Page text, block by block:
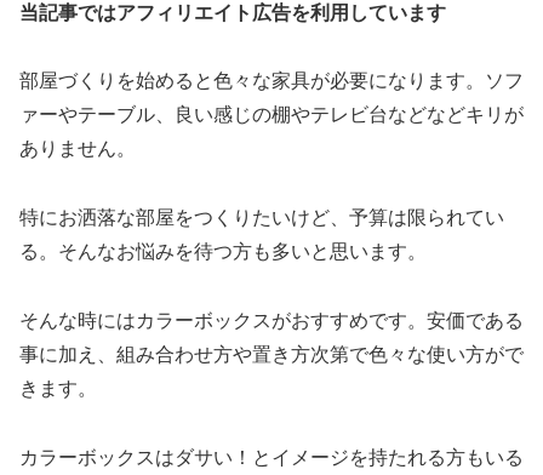
当記事ではアフィリエイト広告を利用しています
部屋づくりを始めると色々な家具が必要になります。ソフ
ァーやテーブル、良い感じの棚やテレビ台などなどキリが
ありません。
特にお洒落な部屋をつくりたいけど、予算は限られてい
る。そんなお悩みを待つ方も多いと思います。
そんな時にはカラーボックスがおすすめです。安価である
事に加え、組み合わせ方や置き方次第で色々な使い方がで
きます。
カラーボックスはダサい！とイメージを持たれる方もいる